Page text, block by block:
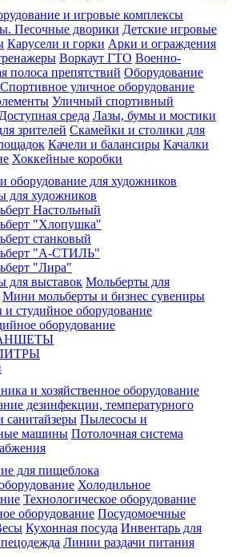
и игровые комплексы
Песочные дворики Детские игровые
Карусели и горки Арки и ограждения
Воркаут ГТО Военно-
полоса препятствий Оборудование
Спортивное уличное оборудование
Уличный спортивный
Доступная среда Лазы, бумы и мостики
зрителей Скамейки и столики для
Качели и балансиры Качалки
Хоккейные коробки
оборудование для художников
для художников
Настольный
"Хлопушка"
станковый
"А-СТИЛЬ"
"Лира"
для выставок Мольберты для
Мини мольберты и бизнес сувениры
студийное оборудование
оборудование
и хозяйственное оборудование
дезинфекции, температурного
санитайзеры Пылесосы и
машины Потолочная система
для пищеблока
Холодильное
Технологическое оборудование
оборудование Посудомоечные
Кухонная посуда Инвентарь для
Линии раздачи питания